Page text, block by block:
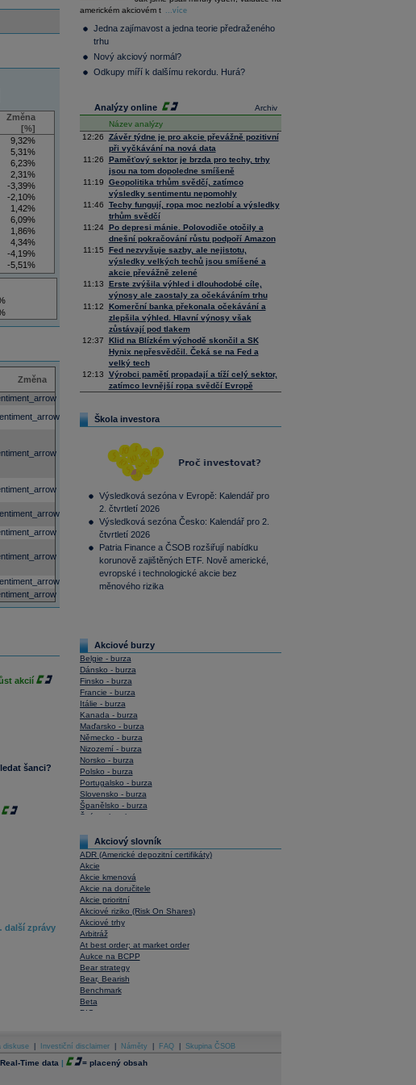
Změna
[%]
9,32%
5,31%
6,23%
2,31%
-3,39%
-2,10%
1,42%
6,09%
1,86%
4,34%
-4,19%
-5,51%
9,22%
Změna
akcií
šanci?
další zprávy
Composite
36 376,54 0,66
Tecdax
Performance
index
4 068,78
americkém akciovém t
...více
Jedna zajímavost a jedna teorie předraženého
trhu
Nový akciový normál?
Odkupy míří k dalšímu rekordu. Hurá?
Archiv
Analýzy online
Název analýzy
12:26
Závěr týdne je pro akcie převážně pozitivní
při vyčkávání na nová data
11:26
Paměťový sektor je brzda pro techy, trhy
jsou na tom dopoledne smíšeně
11:19
Geopolitika trhům svědčí, zatímco
výsledky sentimentu nepomohly
11:46
Techy fungují, ropa moc nezlobí a výsledky
trhům svědčí
11:24
Po depresi mánie. Polovodiče otočily a
dnešní pokračování růstu podpoří Amazon
11:15
Fed nezvyšuje sazby, ale nejistotu,
výsledky velkých techů jsou smíšené a
akcie převážně zelené
11:13
Erste zvýšila výhled i dlouhodobé cíle,
výnosy ale zaostaly za očekáváním trhu
11:12
Komerční banka překonala očekávání a
zlepšila výhled. Hlavní výnosy však
zůstávají pod tlakem
12:37
Klid na Blízkém východě skončil a SK
Hynix nepřesvědčil. Čeká se na Fed a
velký tech
12:13
Výrobci pamětí propadají a tíží celý sektor,
zatímco levnější ropa svědčí Evropě
Škola investora
Výsledková sezóna v Evropě: Kalendář pro
2. čtvrtletí 2026
Výsledková sezóna Česko: Kalendář pro 2.
čtvrtletí 2026
Patria Finance a ČSOB rozšiřují nabídku
korunově zajištěných ETF. Nově americké,
evropské i technologické akcie bez
měnového rizika
Akciové burzy
Belgie - burza
Dánsko - burza
Finsko - burza
Francie - burza
Itálie - burza
Kanada - burza
Maďarsko - burza
Německo - burza
Nizozemí - burza
Norsko - burza
Polsko - burza
Portugalsko - burza
Slovensko - burza
Španělsko - burza
Švýcarsko - burza
Akciový slovník
ADR (Americké depozitní certifikáty)
Akcie
Akcie kmenová
Akcie na doručitele
Akcie prioritní
Akciové riziko (Risk On Shares)
Akciové trhy
Arbitráž
At best order; at market order
Aukce na BCPP
Bear strategy
Bear, Bearish
Benchmark
Beta
BIC
Bonita
Book To Bill Ratio
Book Value
diskuse Investiční disclaimer Náměty FAQ Skupina ČSOB
Real-Time data | = placený obsah